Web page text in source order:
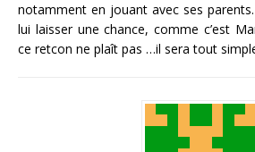
notamment en jouant avec ses
lui laisser une chance, comme c’est
ce retcon ne plaît pas …il sera tout